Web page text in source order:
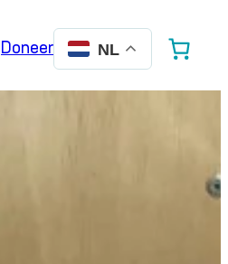
Doneer NL